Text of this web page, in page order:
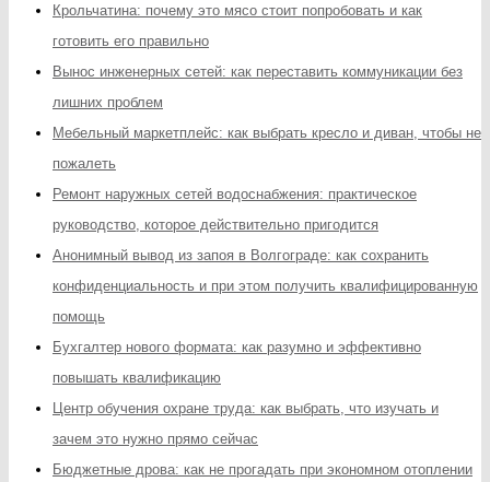
Крольчатина: почему это мясо стоит попробовать и как
готовить его правильно
Вынос инженерных сетей: как переставить коммуникации без
лишних проблем
Мебельный маркетплейс: как выбрать кресло и диван, чтобы не
пожалеть
Ремонт наружных сетей водоснабжения: практическое
руководство, которое действительно пригодится
Анонимный вывод из запоя в Волгограде: как сохранить
конфиденциальность и при этом получить квалифицированную
помощь
Бухгалтер нового формата: как разумно и эффективно
повышать квалификацию
Центр обучения охране труда: как выбрать, что изучать и
зачем это нужно прямо сейчас
Бюджетные дрова: как не прогадать при экономном отоплении